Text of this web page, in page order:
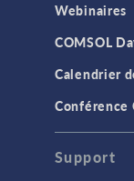
Webinaires
COMSOL
Calendrier
Conférence
Support